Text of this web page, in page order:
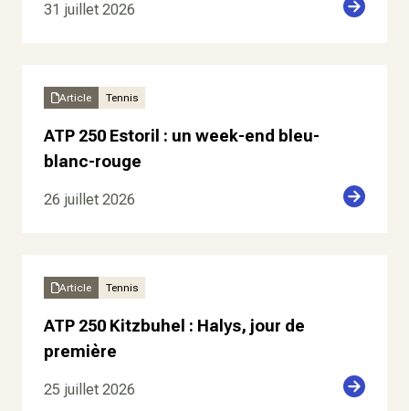
31 juillet 2026
Article Tennis
ATP 250 Estoril : un week-end bleu-
blanc-rouge
26 juillet 2026
Article Tennis
ATP 250 Kitzbuhel : Halys, jour de
première
25 juillet 2026